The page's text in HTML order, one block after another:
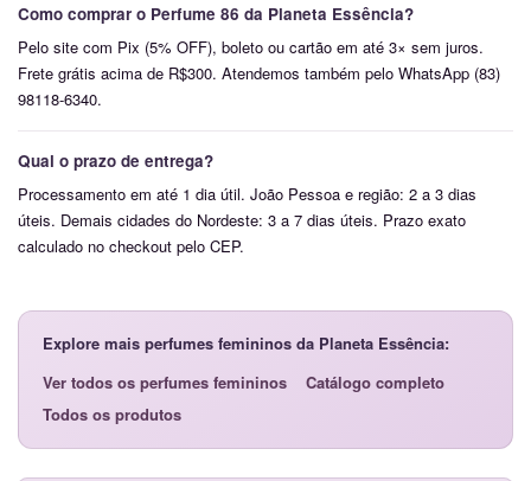
Como comprar o Perfume 86 da Planeta Essência?
Pelo site com Pix (5% OFF), boleto ou cartão em até 3× sem juros.
Frete grátis acima de R$300. Atendemos também pelo WhatsApp (83)
98118-6340.
Qual o prazo de entrega?
Processamento em até 1 dia útil. João Pessoa e região: 2 a 3 dias
úteis. Demais cidades do Nordeste: 3 a 7 dias úteis. Prazo exato
calculado no checkout pelo CEP.
Explore mais perfumes femininos da Planeta Essência:
Ver todos os perfumes femininos
Catálogo completo
Todos os produtos